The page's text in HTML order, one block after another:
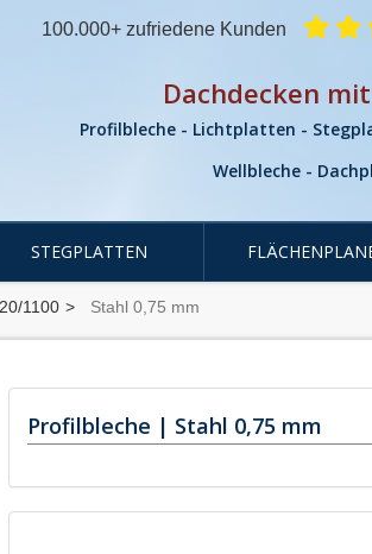
100.000+ zufriedene Kunden
Dachdecken
Profilbleche - Lichtplatten -
Wellbleche -
STEGPLATTEN
1100 Stahl 0,75 mm
Profilbleche | Stahl 0,75 mm